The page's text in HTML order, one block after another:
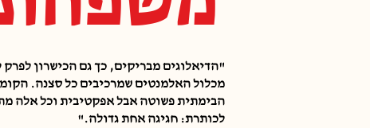
"הדיאלוגים מבריקים, כך גם הכישרון לפרק
מכלול האלמנטים שמרכיבים כל סצנה.
הבימתית פשוטה אבל אפקטיבית וכל אלה
לכותרת: חגיגה אחת גדולה."